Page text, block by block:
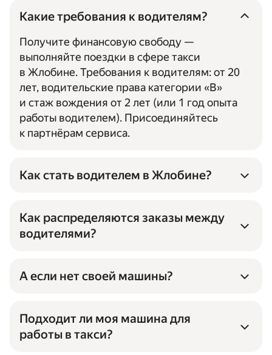
Какие требования к водителям?
Получите финансовую свободу —
выполняйте поездки в сфере такси
в Жлобине. Требования к водителям: от 20
лет, водительские права категории «B»
и стаж вождения от 2 лет (или 1 год опыта
работы водителем). Присоединяйтесь
к партнёрам сервиса.
Как стать водителем в Жлобине?
помощь или ответы на вопросы
по сотрудничеству, либо сразу скачайте
и зарегистрируйтесь в нём.
Чтобы вы могли начать получать заказы,
информация о парке, о вас и вашем
Как распределяются заказы между
водителями?
Про — с учётом выбранного в приложении
показатель приоритета: чем он выше, тем
чаще будут приходить заказы.
А если нет своей машины?
подходящего для заказов, или вы не хотите
выходить на нём на линию, машину можно
Подходит ли моя машина для
работы в такси?